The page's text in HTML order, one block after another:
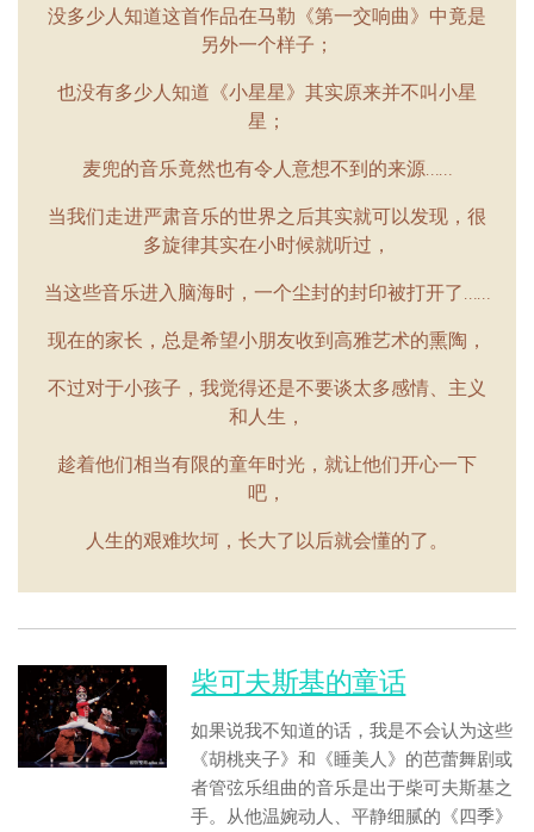
没多少人知道这首作品在马勒《第一交响曲》中竟是
另外一个样子；
也没有多少人知道《小星星》其实原来并不叫小星
星；
麦兜的音乐竟然也有令人意想不到的来源……
当我们走进严肃音乐的世界之后其实就可以发现，很
多旋律其实在小时候就听过，
当这些音乐进入脑海时，一个尘封的封印被打开了……
现在的家长，总是希望小朋友收到高雅艺术的熏陶，
不过对于小孩子，我觉得还是不要谈太多感情、主义
和人生，
趁着他们相当有限的童年时光，就让他们开心一下
吧，
人生的艰难坎坷，长大了以后就会懂的了。
柴可夫斯基的童话
如果说我不知道的话，我是不会认为这些
《胡桃夹子》和《睡美人》的芭蕾舞剧或
者管弦乐组曲的音乐是出于柴可夫斯基之
手。从他温婉动人、平静细腻的《四季》